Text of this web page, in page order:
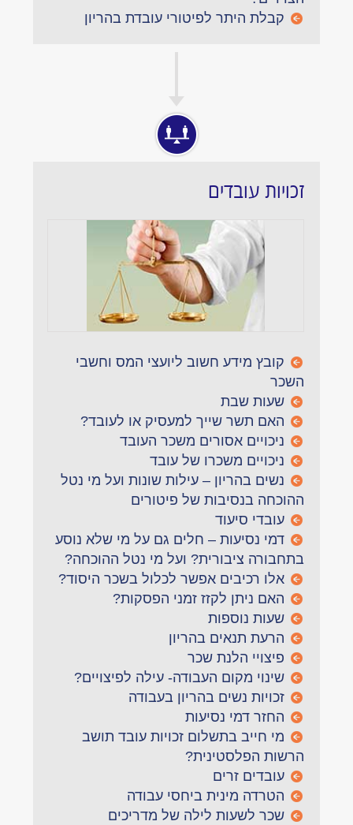
קבלת היתר לפיטורי עובדת בהריון
זכויות עובדים
קובץ מידע חשוב ליועצי המס וחשבי
השכר
שעות שבת
האם תשר שייך למעסיק או לעובד?
ניכויים אסורים משכר העובד
ניכויים משכרו של עובד
נשים בהריון – עילות שונות ועל מי נטל
ההוכחה בנסיבות של פיטורים
עובדי סיעוד
דמי נסיעות – חלים גם על מי שלא נוסע
בתחבורה ציבורית? ועל מי נטל ההוכחה?
אלו רכיבים אפשר לכלול בשכר היסוד?
האם ניתן לקזז זמני הפסקות?
שעות נוספות
הרעת תנאים בהריון
פיצויי הלנת שכר
שינוי מקום העבודה- עילה לפיצויים?
זכויות נשים בהריון בעבודה
החזר דמי נסיעות
מי חייב בתשלום זכויות עובד תושב
הרשות הפלסטינית?
עובדים זרים
הטרדה מינית ביחסי עבודה
שכר לשעות לילה של מדריכים